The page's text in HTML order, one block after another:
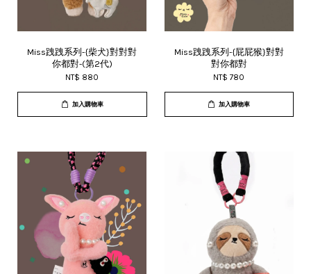
Miss跩跩系列-{柴犬}對對對
你都對-(第2代)
NT$ 880
加入購物車
Miss跩跩系列-{屁屁猴}對對
對你都對
NT$ 780
加入購物車